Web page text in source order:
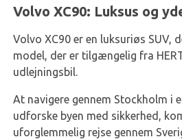
Volvo XC90: Luksus og
Volvo XC90 er en luksuriøs
model, der er tilgængelig fra
udlejningsbil.
At navigere gennem Stockholm i
udforske byen med sikkerhed,
uforglemmelig rejse gennem